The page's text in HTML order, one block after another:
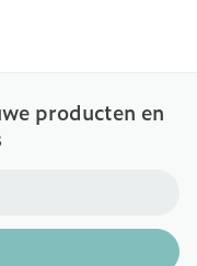
producten en